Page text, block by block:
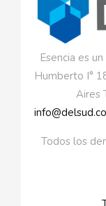
Esencia es
Humberto I°
Aires
Todos los